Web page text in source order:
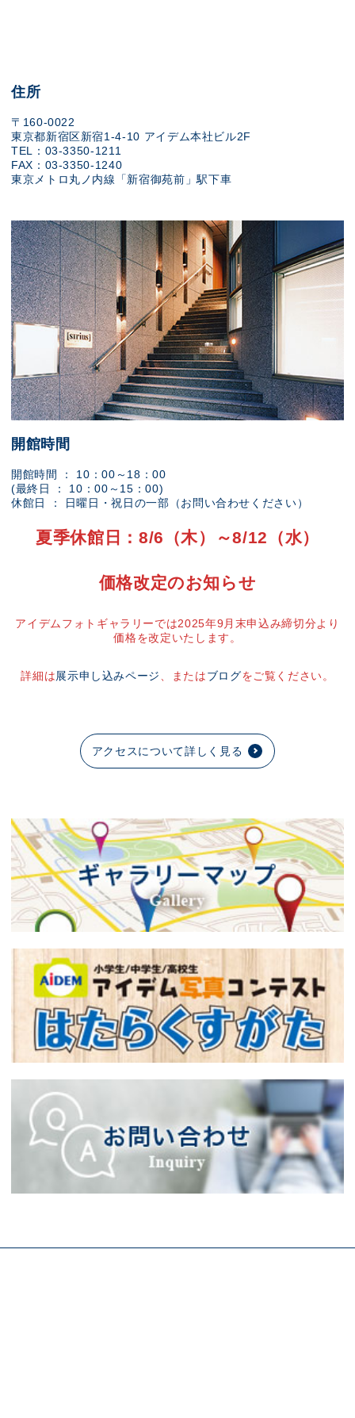
住所
〒160-0022
東京都新宿区新宿1-4-10 アイデム本社ビル2F
TEL：03-3350-1211
FAX：03-3350-1240
東京メトロ丸ノ内線「新宿御苑前」駅下車
開館時間
開館時間 ： 10：00～18：00
(最終日 ： 10：00～15：00)
休館日 ： 日曜日・祝日の一部（お問い合わせください）
夏季休館日：8/6（木）～8/12（水）
価格改定のお知らせ
アイデムフォトギャラリーでは2025年9月末申込み締切分より
価格を改定いたします。
詳細は展示申し込みページ 、またはブログをご覧ください。
アクセスについて詳しく見る